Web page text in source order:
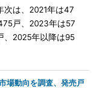
は、2021年は47
戸、2023年は57
、2025年以降は95
場動向を調査、発売戸